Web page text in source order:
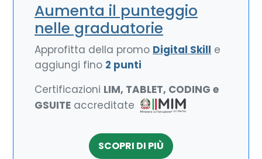
Aumenta il punteggio
nelle graduatorie
Approfitta della promo Digital Skill e
aggiungi fino 2 punti
Certificazioni LIM, TABLET, CODING e
GSUITE accreditate
SCOPRI DI PIÙ